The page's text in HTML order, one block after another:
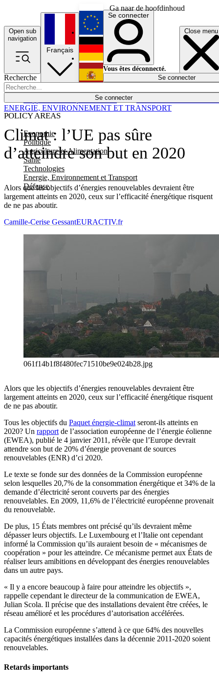
Ga naar de hoofdinhoud
Open sub
navigation
Close menu
Recherche
Se connecter
POLICY AREAS
Economie
Politique
Agriculture et Alimentation
Santé
Technologies
Energie, Environnement et Transport
Défense
Économie
Français
English
Deutsch
Español
Se connecter
Vous êtes déconnecté.
Se connecter
Climat : l’UE pas sûre
d’atteindre son but en 2020
Alors que les objectifs d’énergies renouvelables devraient être
largement atteints en 2020, ceux sur l’efficacité énergétique risquent
de ne pas aboutir.
ENERGIE, ENVIRONNEMENT ET TRANSPORT
Camille-Cerise GessantEURACTIV.fr
061f14b1f8f480fec71510be9e024b28.jpg
Alors que les objectifs d’énergies renouvelables devraient être
largement atteints en 2020, ceux sur l’efficacité énergétique risquent
de ne pas aboutir.
Tous les objectifs du Paquet énergie-climat seront-ils atteints en
2020? Un rapport de l’association européenne de l’énergie éolienne
(EWEA), publié le 4 janvier 2011, révèle que l’Europe devrait
attendre son but de 20% d’énergie provenant de sources
renouvelables (ENR) d’ci 2020.
Le texte se fonde sur des données de la Commission européenne
selon lesquelles 20,7% de la consommation énergétique et 34% de la
demande d’électricité seront couverts par des énergies
renouvelables. En 2009, 11,6% de l’électricité européenne provenait
du renouvelable.
De plus, 15 États membres ont précisé qu’ils devraient même
dépasser leurs objectifs. Le Luxembourg et l’Italie ont cependant
informé la Commission qu’ils auraient besoin de « mécanismes de
coopération » pour les atteindre. Ce mécanisme permet aux États de
réaliser leurs amibitions en développant des énergies renouvelables
dans un autre pays.
« Il y a encore beaucoup à faire pour atteindre les objectifs »,
rappelle cependant le directeur de la communication de EWEA,
Julian Scola. Il précise que des installations devaient être créées, le
réseau amélioré et les procédures d’autorisation accélérées.
La Commission européenne s’attend à ce que 64% des nouvelles
capacités énergétiques installées dans la décennie 2011-2020 soient
renouvelables.
Retards importants